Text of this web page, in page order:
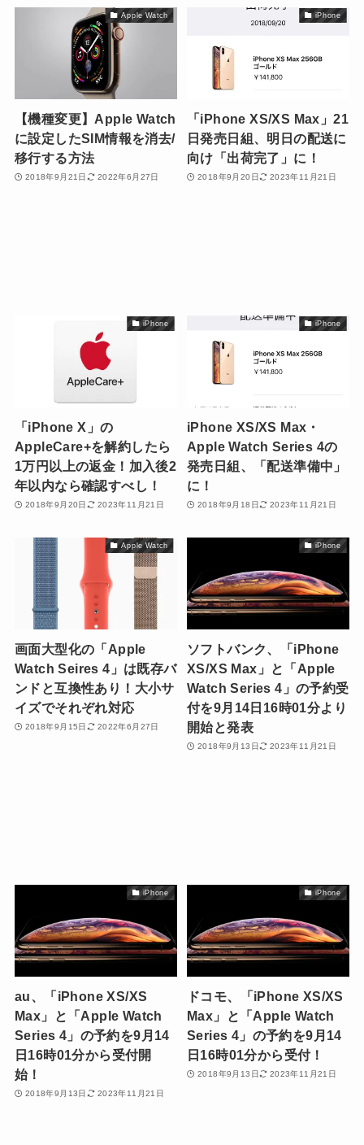
Apple Watch
【機種変更】Apple Watch
に設定したSIM情報を消去/
移行する方法
2018年9月21日 2022年6月27日
iPhone
「iPhone XS/XS Max」21
日発売日組、明日の配送に
向け「出荷完了」に！
2018年9月20日 2023年11月21日
iPhone
「iPhone X」の
AppleCare+を解約したら
1万円以上の返金！加入後2
年以内なら確認すべし！
2018年9月20日 2023年11月21日
iPhone
iPhone XS/XS Max・
Apple Watch Series 4の
発売日組、「配送準備中」
に！
2018年9月18日 2023年11月21日
Apple Watch
画面大型化の「Apple
Watch Seires 4」は既存バ
ンドと互換性あり！大小サ
イズでそれぞれ対応
2018年9月15日 2022年6月27日
iPhone
ソフトバンク、「iPhone
XS/XS Max」と「Apple
Watch Series 4」の予約受
付を9月14日16時01分より
開始と発表
2018年9月13日 2023年11月21日
iPhone
au、「iPhone XS/XS
Max」と「Apple Watch
Series 4」の予約を9月14
日16時01分から受付開
始！
2018年9月13日 2023年11月21日
iPhone
ドコモ、「iPhone XS/XS
Max」と「Apple Watch
Series 4」の予約を9月14
日16時01分から受付！
2018年9月13日 2023年11月21日